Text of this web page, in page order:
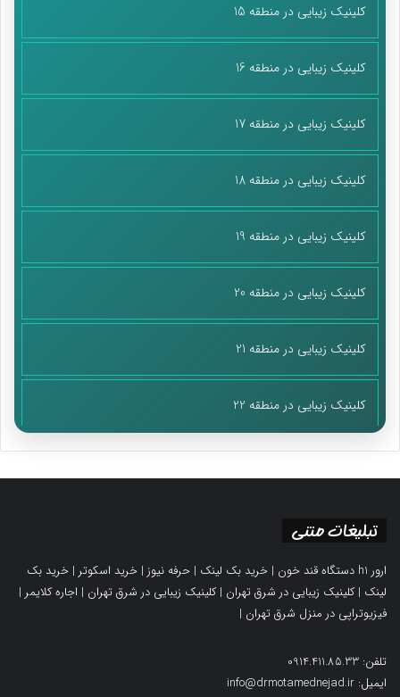
کلینیک زیبایی در منطقه 15
کلینیک زیبایی در منطقه 16
کلینیک زیبایی در منطقه 17
کلینیک زیبایی در منطقه 18
کلینیک زیبایی در منطقه 19
کلینیک زیبایی در منطقه 20
کلینیک زیبایی در منطقه 21
کلینیک زیبایی در منطقه 22
تبلیغات متنی
ارور h1 دستگاه قند خون | خرید بک لینک | حرفه نیوز | خرید اسکوتر | خرید بک
لینک |کلینیک زیبایی در شرق تهران |کلینیک زیبایی در شرق تهران | اجاره کلایمر |
فیزیوتراپی در منزل شرق تهران |
تلفن: 0914.411.85.33
ایمیل: info@drmotamednejad.ir